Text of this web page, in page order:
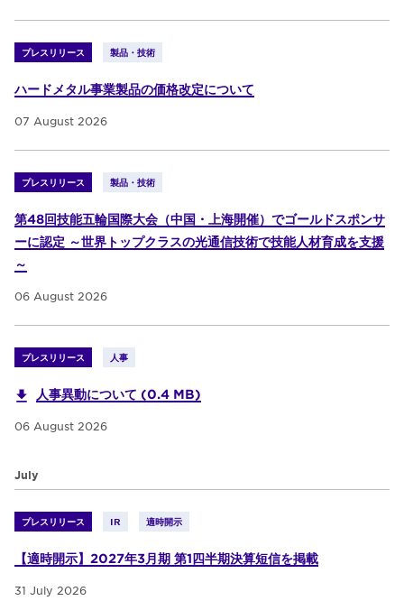
プレスリリース 製品・技術
ハードメタル事業製品の価格改定について
07 August 2026
プレスリリース 製品・技術
第48回技能五輪国際大会（中国・上海開催）でゴールドスポンサ
ーに認定 ～世界トップクラスの光通信技術で技能人材育成を支援
～
06 August 2026
プレスリリース 人事
人事異動について (0.4 MB)
06 August 2026
July
プレスリリース IR 適時開示
【適時開示】2027年3月期 第1四半期決算短信を掲載
31 July 2026